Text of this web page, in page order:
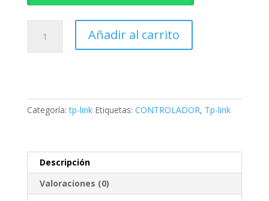
OMADA
cantidad
Añadir al carrito
Categoría:tp-link Etiquetas: CONTROLADOR, Tp-link
Descripción
Valoraciones (0)